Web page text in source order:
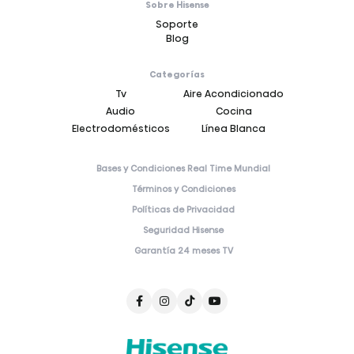
Sobre Hisense
Soporte
Blog
Categorías
Tv
Aire Acondicionado
Audio
Cocina
Electrodomésticos
Línea Blanca
Bases y Condiciones Real Time Mundial
Términos y Condiciones
Políticas de Privacidad
Seguridad Hisense
Garantía 24 meses TV